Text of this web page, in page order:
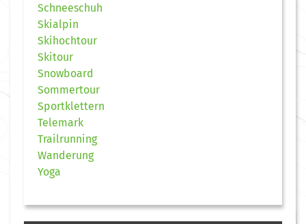
Schneeschuh
Skialpin
Skihochtour
Skitour
Snowboard
Sommertour
Sportklettern
Telemark
Trailrunning
Wanderung
Yoga